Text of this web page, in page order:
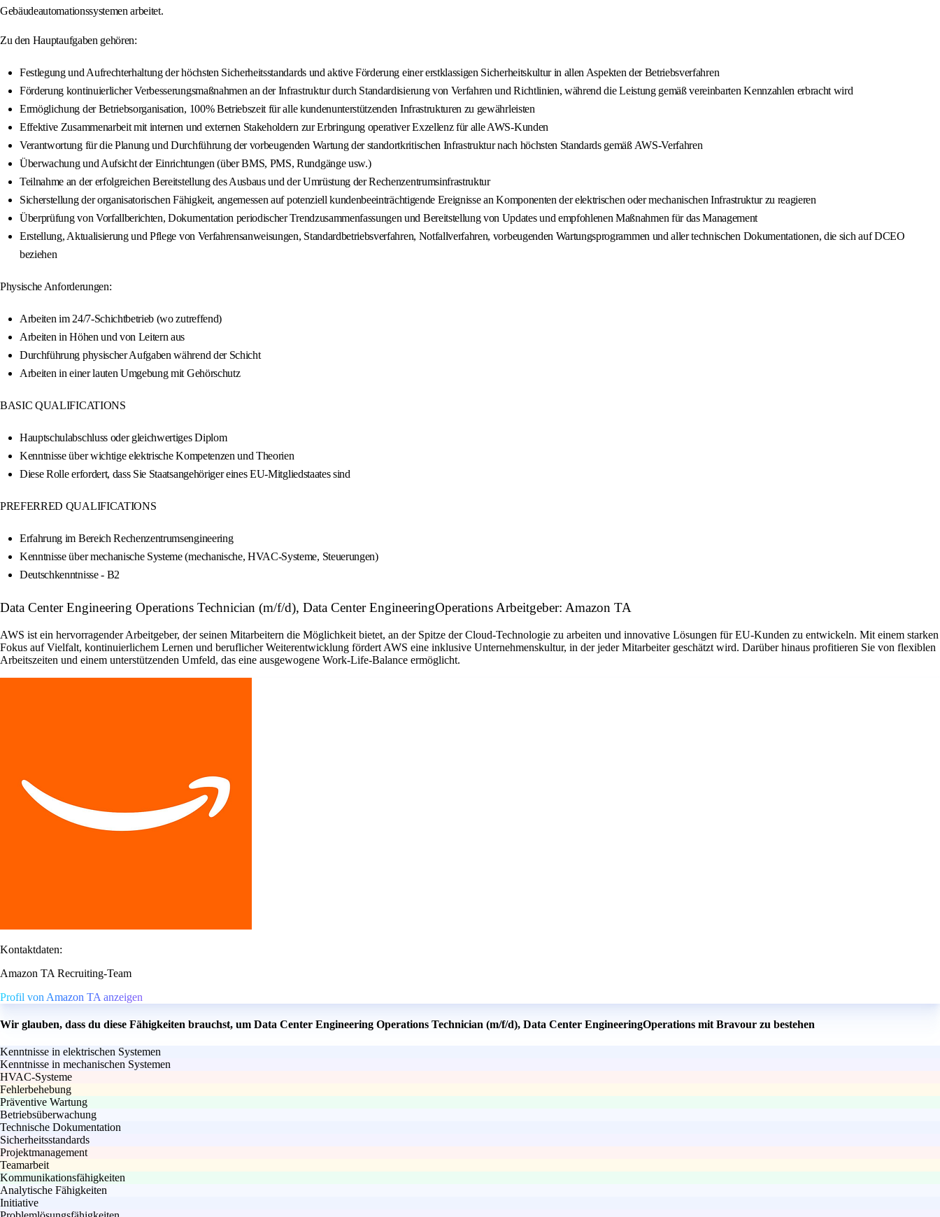
Gebäudeautomationssystemen arbeitet.
Zu den Hauptaufgaben gehören:
Festlegung und Aufrechterhaltung der höchsten Sicherheitsstandards und aktive Förderung einer erstklassigen Sicherheitskultur in allen Aspekten der Betriebsverfahren
Förderung kontinuierlicher Verbesserungsmaßnahmen an der Infrastruktur durch Standardisierung von Verfahren und Richtlinien, während die Leistung gemäß vereinbarten Kennzahlen erbracht wird
Ermöglichung der Betriebsorganisation, 100% Betriebszeit für alle kundenunterstützenden Infrastrukturen zu gewährleisten
Effektive Zusammenarbeit mit internen und externen Stakeholdern zur Erbringung operativer Exzellenz für alle AWS-Kunden
Verantwortung für die Planung und Durchführung der vorbeugenden Wartung der standortkritischen Infrastruktur nach höchsten Standards gemäß AWS-Verfahren
Überwachung und Aufsicht der Einrichtungen (über BMS, PMS, Rundgänge usw.)
Teilnahme an der erfolgreichen Bereitstellung des Ausbaus und der Umrüstung der Rechenzentrumsinfrastruktur
Sicherstellung der organisatorischen Fähigkeit, angemessen auf potenziell kundenbeeinträchtigende Ereignisse an Komponenten der elektrischen oder mechanischen Infrastruktur zu reagieren
Überprüfung von Vorfallberichten, Dokumentation periodischer Trendzusammenfassungen und Bereitstellung von Updates und empfohlenen Maßnahmen für das Management
Erstellung, Aktualisierung und Pflege von Verfahrensanweisungen, Standardbetriebsverfahren, Notfallverfahren, vorbeugenden Wartungsprogrammen und aller technischen Dokumentationen, die sich auf DCEO
beziehen
Physische Anforderungen:
Arbeiten im 24/7-Schichtbetrieb (wo zutreffend)
Arbeiten in Höhen und von Leitern aus
Durchführung physischer Aufgaben während der Schicht
Arbeiten in einer lauten Umgebung mit Gehörschutz
BASIC QUALIFICATIONS
Hauptschulabschluss oder gleichwertiges Diplom
Kenntnisse über wichtige elektrische Kompetenzen und Theorien
Diese Rolle erfordert, dass Sie Staatsangehöriger eines EU-Mitgliedstaates sind
PREFERRED QUALIFICATIONS
Erfahrung im Bereich Rechenzentrumsengineering
Kenntnisse über mechanische Systeme (mechanische, HVAC-Systeme, Steuerungen)
Deutschkenntnisse - B2
Data Center Engineering Operations Technician (m/f/d), Data Center EngineeringOperations Arbeitgeber: Amazon TA
AWS ist ein hervorragender Arbeitgeber, der seinen Mitarbeitern die Möglichkeit bietet, an der Spitze der Cloud-Technologie zu arbeiten und innovative Lösungen für EU-Kunden zu entwickeln. Mit einem starken
Fokus auf Vielfalt, kontinuierlichem Lernen und beruflicher Weiterentwicklung fördert AWS eine inklusive Unternehmenskultur, in der jeder Mitarbeiter geschätzt wird. Darüber hinaus profitieren Sie von flexiblen
Arbeitszeiten und einem unterstützenden Umfeld, das eine ausgewogene Work-Life-Balance ermöglicht.
Kontaktdaten:
Amazon TA Recruiting-Team
Profil von Amazon TA anzeigen
Wir glauben, dass du diese Fähigkeiten brauchst, um Data Center Engineering Operations Technician (m/f/d), Data Center EngineeringOperations mit Bravour zu bestehen
Kenntnisse in elektrischen Systemen
Kenntnisse in mechanischen Systemen
HVAC-Systeme
Fehlerbehebung
Präventive Wartung
Betriebsüberwachung
Technische Dokumentation
Sicherheitsstandards
Projektmanagement
Teamarbeit
Kommunikationsfähigkeiten
Analytische Fähigkeiten
Initiative